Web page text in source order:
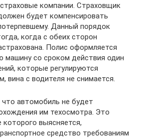
компании. Страховщик
будет компенсировать
Данный порядок
когда с обеих сторон
Полис оформляется
машину со сроком действия один
которые регулируются
вина с водителя не снимается.
автомобиль не будет
им техосмотра. Это
которого выясняется,
средство требованиям